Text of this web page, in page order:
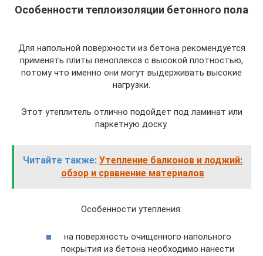
Особенности теплоизоляции бетонного пола
Для напольной поверхности из бетона рекомендуется
применять плиты пеноплекса с высокой плотностью,
потому что именно они могут выдерживать высокие
нагрузки.
Этот утеплитель отлично подойдет под ламинат или
паркетную доску.
Читайте также: Утепление балконов и лоджий:
обзор и сравнение материалов
Особенности утепления:
на поверхность очищенного напольного
покрытия из бетона необходимо нанести